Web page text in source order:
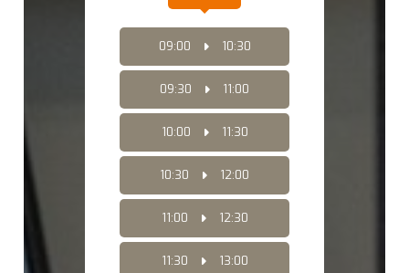
09:00 10:30
09:30 11:00
10:00 11:30
10:30 12:00
11:00 12:30
11:30 13:00